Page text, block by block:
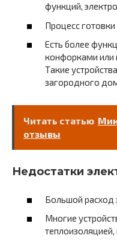
функций,
Процесс
Есть более
конфорками или
Такие
загородного
Читать статью
отзывы
Недостатки
Большой расход
Многие